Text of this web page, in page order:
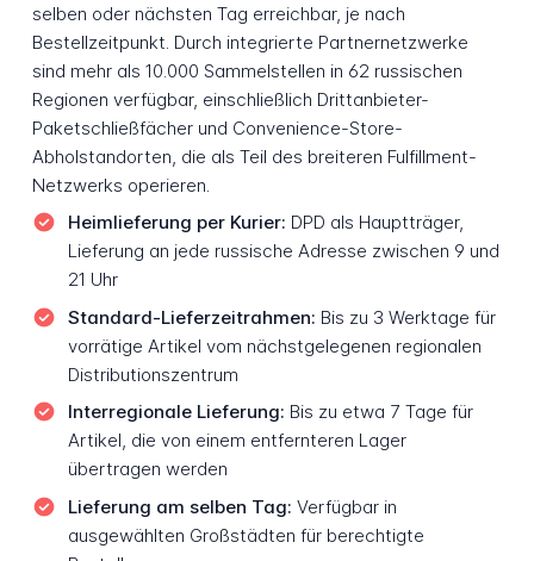
selben oder nächsten Tag erreichbar, je nach
Bestellzeitpunkt. Durch integrierte Partnernetzwerke
sind mehr als 10.000 Sammelstellen in 62 russischen
Regionen verfügbar, einschließlich Drittanbieter-
Paketschließfächer und Convenience-Store-
Abholstandorten, die als Teil des breiteren Fulfillment-
Netzwerks operieren.
Heimlieferung per Kurier: DPD als Hauptträger,
Lieferung an jede russische Adresse zwischen 9 und
21 Uhr
Standard-Lieferzeitrahmen: Bis zu 3 Werktage für
vorrätige Artikel vom nächstgelegenen regionalen
Distributionszentrum
Interregionale Lieferung: Bis zu etwa 7 Tage für
Artikel, die von einem entfernteren Lager
übertragen werden
Lieferung am selben Tag: Verfügbar in
ausgewählten Großstädten für berechtigte